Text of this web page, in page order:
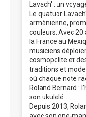
Lavach' : un
Le quatuor
arménienne,
couleurs. Avec 20
la France au
musiciens
cosmopolite et
traditions et
où chaque note
Roland Bernard :
son ukulélé
Depuis 2013,